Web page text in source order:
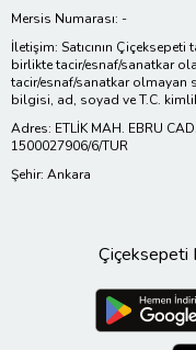
Mersis Numarası: -
İletişim: Satıcının
birlikte tacir/esnaf/sanatkar
tacir/esnaf/sanatkar olmayan
bilgisi, ad, soyad ve T.C.
Adres: ETLİK MAH. EBRU
1500027906/6/TUR
Şehir: Ankara
Çiçeksepeti